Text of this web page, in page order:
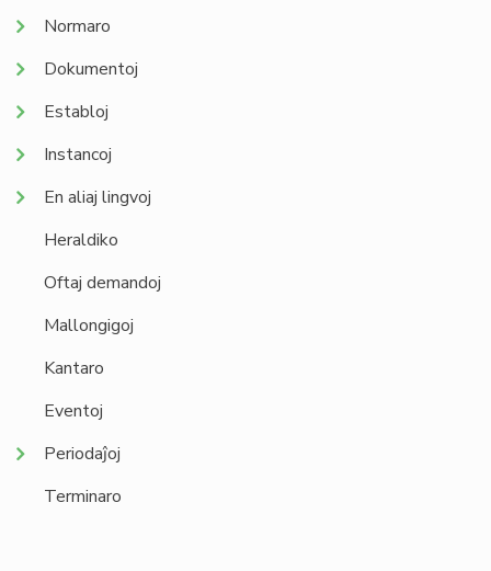
Normaro
Dokumentoj
Establoj
Instancoj
En aliaj lingvoj
Heraldiko
Oftaj demandoj
Mallongigoj
Kantaro
Eventoj
Periodaĵoj
Terminaro